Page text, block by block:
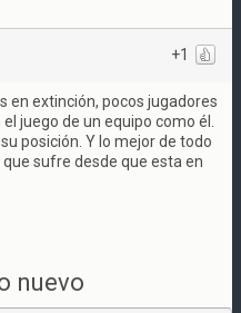
+1
en extinción, pocos jugadores
juego de un equipo como él.
posición. Y lo mejor de todo
sufre desde que esta en
nuevo